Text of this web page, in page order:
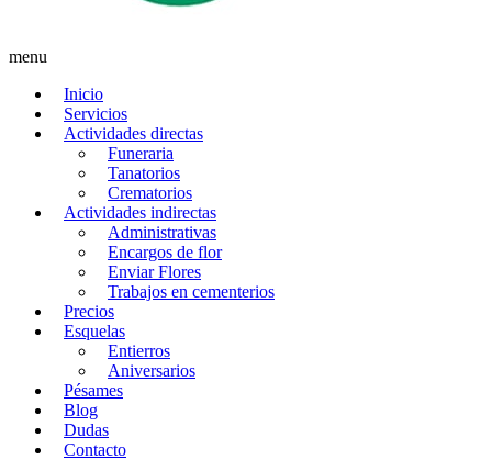
menu
Inicio
Servicios
Actividades directas
Funeraria
Tanatorios
Crematorios
Actividades indirectas
Administrativas
Encargos de flor
Enviar Flores
Trabajos en cementerios
Precios
Esquelas
Entierros
Aniversarios
Pésames
Blog
Dudas
Contacto